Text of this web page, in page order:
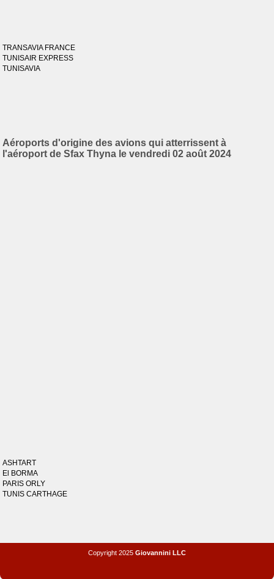
TRANSAVIA FRANCE
TUNISAIR EXPRESS
TUNISAVIA
Aéroports d'origine des avions qui atterrissent à
l'aéroport de Sfax Thyna le vendredi 02 août 2024
ASHTART
El BORMA
PARIS ORLY
TUNIS CARTHAGE
Copyright 2025 Giovannini LLC